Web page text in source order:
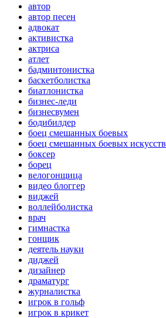
автор
автор песен
адвокат
активистка
актриса
атлет
бадминтонистка
баскетболистка
биатлонистка
бизнес-леди
бизнесвумен
бодибилдер
боец смешанных боевых
боец смешанных боевых искусств
боксер
борец
велогонщица
видео блоггер
виджей
воллейболистка
врач
гимнастка
гонщик
деятель науки
диджей
дизайнер
драматург
журналистка
игрок в гольф
игрок в крикет